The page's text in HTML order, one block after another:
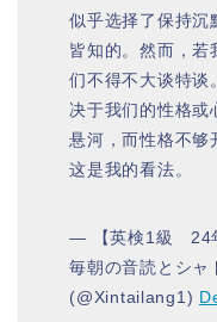
似乎选择了保持沉
皆知的。然而，若
们不得不大谈特谈
决于我们的性格或
悬河，而性格不够
这是我的看法。
— 【英検1級 24
毎朝の音読とシャ
(@Xintailang1)